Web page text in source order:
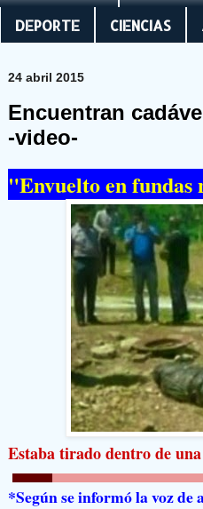
DEPORTE CIENCIAS
24 abril 2015
Encuentran
-video-
"Envuelto en fundas
Estaba tirado dentro de
*Según se informó la voz de